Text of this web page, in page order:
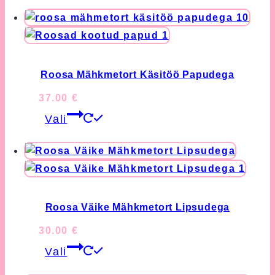
has
multiple
variants.
options
the
product
page
Roosa Mähkmetort Käsitöö Papudega
37.00 €
Vali
has
multiple
variants.
options
Roosa Väike Mähkmetort Lipsudega
30.00 €
Vali